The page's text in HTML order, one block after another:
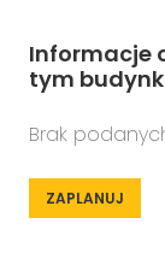
Informacje
tym
Brak
ZAPLANUJ